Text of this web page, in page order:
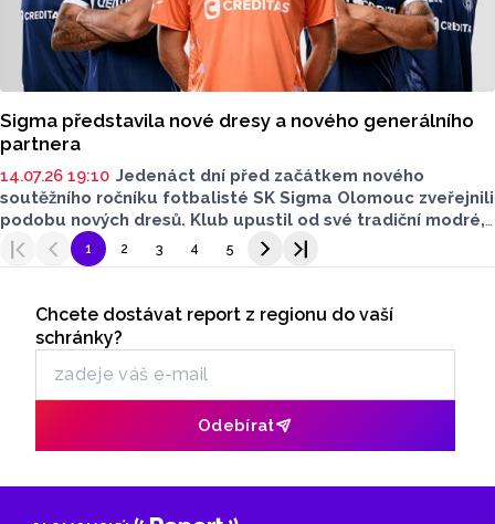
Sigma představila nové dresy a nového generálního
partnera
14.07.26 19:10 Jedenáct dní před začátkem nového
soutěžního ročníku fotbalisté SK Sigma Olomouc zveřejnili
podobu nových dresů. Klub upustil od své tradiční modré,
k tomu představil nového generálního partnera.
1 2 3 4 5
Odběr newsletteru
Chcete dostávat report z regionu do vaší
schránky?
Odebírat